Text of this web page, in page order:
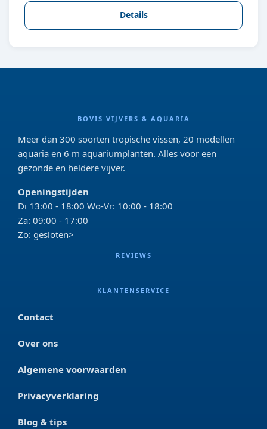
Details
BOVIS VIJVERS & AQUARIA
Meer dan 300 soorten tropische vissen, 20 modellen
aquaria en 6 m aquariumplanten. Alles voor een
gezonde en heldere vijver.
Openingstijden
Di 13:00 - 18:00 Wo-Vr: 10:00 - 18:00
Za: 09:00 - 17:00
Zo: gesloten>
REVIEWS
KLANTENSERVICE
Contact
Over ons
Algemene voorwaarden
Privacyverklaring
Blog & tips